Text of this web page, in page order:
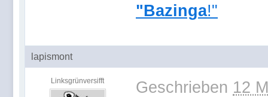
"Bazinga!"
lapismont
Linksgrünversifft Geschrieben 12